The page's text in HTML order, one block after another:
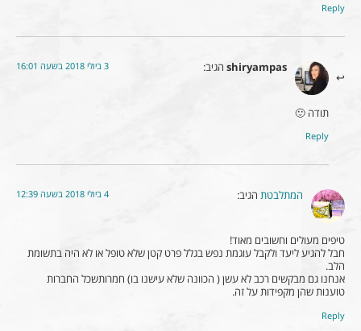
Reply
shiryampas הגיב: 3 ביולי 2018 בשעה 16:01
תודה 🙂
Reply
המתלבטת הגיב: 4 ביולי 2018 בשעה 12:39
טיפים מעולים וחשובים מאוד!
חבל להגיע ליעד ולקבל עוגמת נפש בגלל פרט קטן שלא טופל או לא היה בתשומת
הלב.
אנחנו גם מבקשים רכב לא עשן ( הכוונה שלא עישנו בו) חמרותשכל החברות
טוענות שהן מקפידות על זה.
Reply